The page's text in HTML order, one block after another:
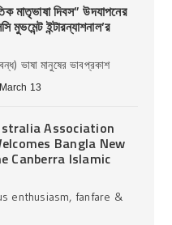
মাতৃভাষা দিবস” উদযাপনের
ইন্টারন্যাশনাল’র
ভাষা মানুষের ভাবপ্রকাশ
March 13
Association
Bangla New
Canberra Islamic
enthusiasm, fanfare &